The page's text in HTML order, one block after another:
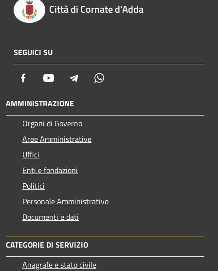
Città di Cornate d'Adda
SEGUICI SU
Facebook Youtube Telegram
AMMINISTRAZIONE
Organi di Governo
Aree Amministrative
Uffici
Enti e fondazioni
Politici
Personale Amministrativo
Documenti e dati
CATEGORIE DI SERVIZIO
Anagrafe e stato civile